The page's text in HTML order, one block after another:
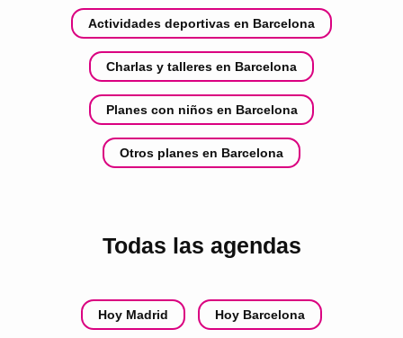
Actividades deportivas en Barcelona
Charlas y talleres en Barcelona
Planes con niños en Barcelona
Otros planes en Barcelona
Todas las agendas
Hoy Madrid Hoy Barcelona